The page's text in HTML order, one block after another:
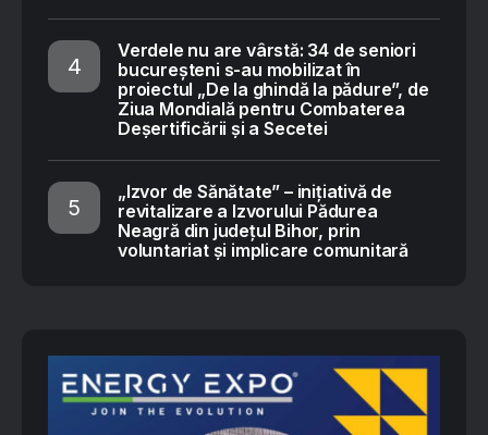
Verdele nu are vârstă: 34 de seniori
bucureșteni s-au mobilizat în
proiectul „De la ghindă la pădure”, de
Ziua Mondială pentru Combaterea
Deșertificării și a Secetei
„Izvor de Sănătate” – inițiativă de
revitalizare a Izvorului Pădurea
Neagră din județul Bihor, prin
voluntariat și implicare comunitară